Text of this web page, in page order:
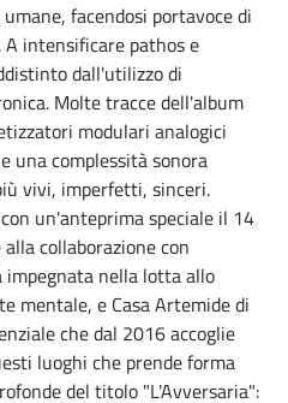
facendosi portavoce di
intensificare pathos e
dall'utilizzo di
Molte tracce dell'album
modulari analogici
una complessità sonora
vivi, imperfetti, sinceri.
un'anteprima speciale il 14
collaborazione con
impegnata nella lotta allo
mentale, e Casa Artemide di
che dal 2016 accoglie
luoghi che prende forma
del titolo "L'Avversaria":